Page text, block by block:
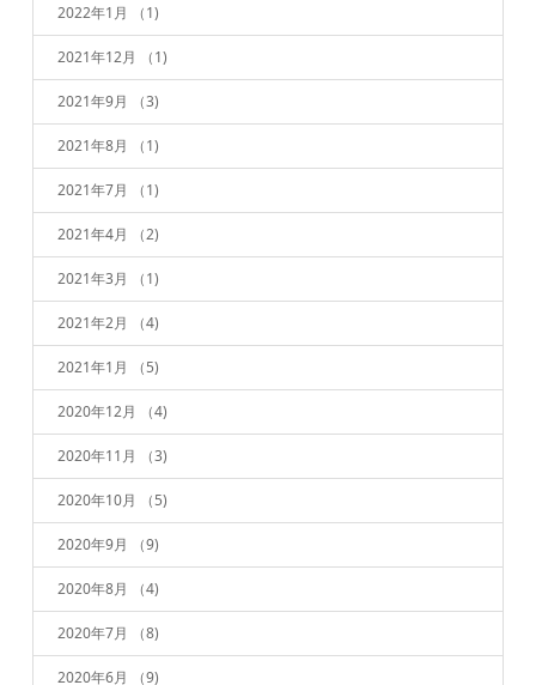
2022年1月 （1)
2021年12月 （1)
2021年9月 （3)
2021年8月 （1)
2021年7月 （1)
2021年4月 （2)
2021年3月 （1)
2021年2月 （4)
2021年1月 （5)
2020年12月 （4)
2020年11月 （3)
2020年10月 （5)
2020年9月 （9)
2020年8月 （4)
2020年7月 （8)
2020年6月 （9)